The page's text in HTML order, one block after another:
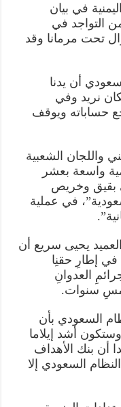
في بيان
التواجد في
تحت مرمانا وقد
أن يدنا
نريد وفي
حساباته ويوقف
واللجان الشعبية
واسعة بعشر
بقيق وخريص
في عملية
يحيى سريع أن
إطارِ حقنِا
العدوانِ
سنوات.
السعودي بأن
أشد إيلاما
أن بنك الأهداف
السعودي إلا